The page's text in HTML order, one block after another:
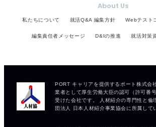
About Us
私たちについて 就活Q&A 編集方針 Webテスト
編集責任者メッセージ D&Iの推進 就活対策